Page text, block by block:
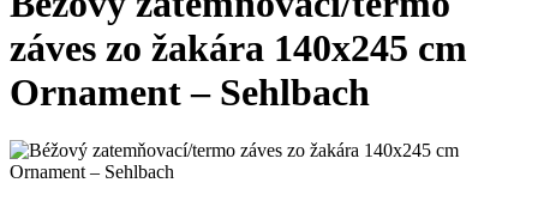
záves zo žakára 140x245 cm
Ornament – ​​Sehlbach